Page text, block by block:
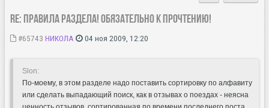
Re: Правила раздела! Обязательно к прочтению!
#65743 НИКОЛА 04 ноя 2009, 12:20
Slon:
По-моему, в этом разделе надо поставить сортировку по алфавиту
или сделать выпадающий поиск, как в отзывах о поездах - неясна